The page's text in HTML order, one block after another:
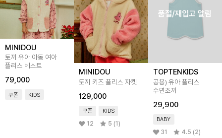
MINIDOU
토끼 유아 아동 여아
플리스 베스트
79,000
쿠폰 KIDS
MINIDOU
토끼 키즈 플리스 자켓
129,000
쿠폰 KIDS
12 5 (1)
품절/재입고 알림
TOPTENKIDS
공용) 유아 플리스
수면조끼
29,900
BABY
31 4.5 (2)